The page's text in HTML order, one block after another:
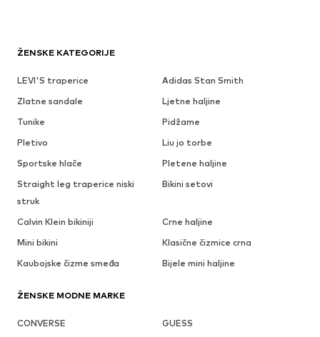
ŽENSKE KATEGORIJE
LEVI'S traperice
Adidas Stan Smith
Zlatne sandale
Ljetne haljine
Tunike
Pidžame
Pletivo
Liu jo torbe
Sportske hlače
Pletene haljine
Straight leg traperice niski
struk
Bikini setovi
Calvin Klein bikiniji
Crne haljine
Mini bikini
Klasične čizmice crna
Kaubojske čizme smeđa
Bijele mini haljine
ŽENSKE MODNE MARKE
CONVERSE
GUESS